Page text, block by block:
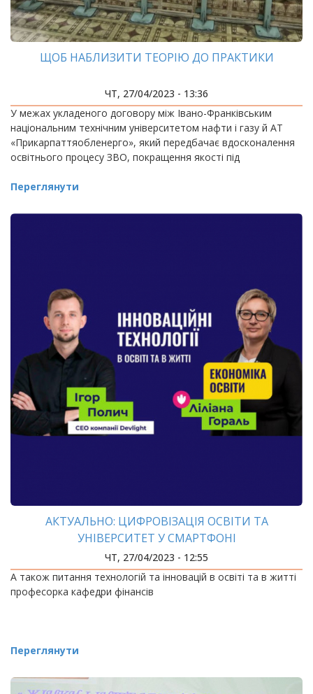
ЩОБ НАБЛИЗИТИ ТЕОРІЮ ДО ПРАКТИКИ
ЧТ, 27/04/2023 - 13:36
У межах укладеного договору між Івано-Франківським
національним технічним університетом нафти і газу й АТ
«Прикарпаттяобленерго», який передбачає вдосконалення
освітнього процесу ЗВО, покращення якості під
Переглянути
АКТУАЛЬНО: ЦИФРОВІЗАЦІЯ ОСВІТИ ТА
УНІВЕРСИТЕТ У СМАРТФОНІ
ЧТ, 27/04/2023 - 12:55
А також питання технологій та інновацій в освіті та в житті
професорка кафедри фінансів
Переглянути